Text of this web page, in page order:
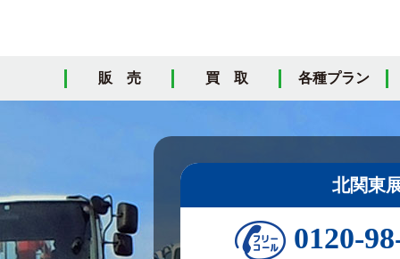
販 売 買 取 各種プラン
北関東
0120-